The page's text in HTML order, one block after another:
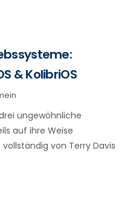
& KolibriOS
ungewöhnliche
auf ihre Weise
von Terry Davis